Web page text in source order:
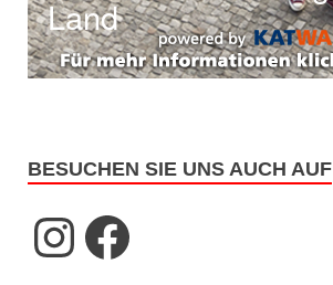
BESUCHEN SIE UNS AUCH AUF